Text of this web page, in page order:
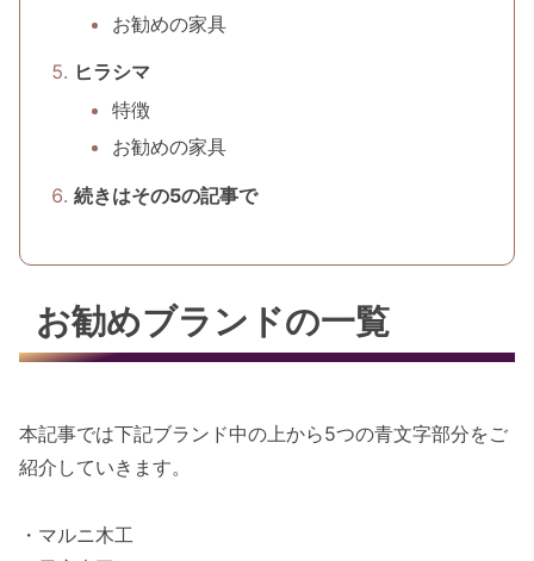
お勧めの家具
ヒラシマ
特徴
お勧めの家具
続きはその5の記事で
お勧めブランドの一覧
本記事では下記ブランド中の上から5つの青文字部分をご
紹介していきます。
・マルニ木工